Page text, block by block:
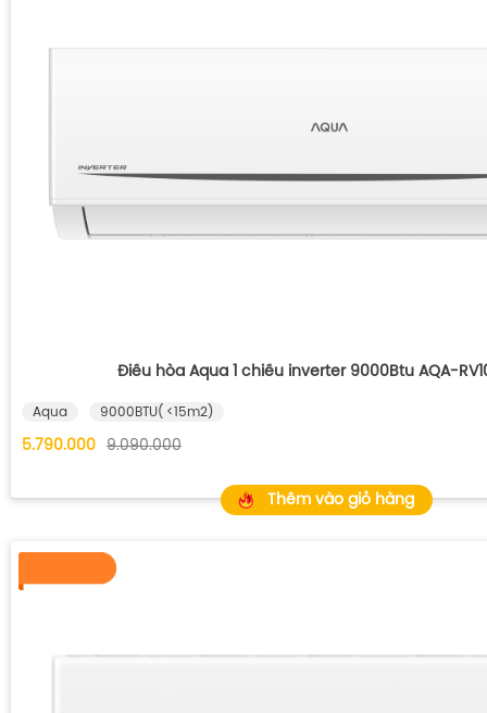
Điều hòa Aqua 1 chiều inverter 9000Btu AQA-
Aqua 9000BTU( <15m2)
5.790.000 9.090.000
Thêm vào giỏ hàng